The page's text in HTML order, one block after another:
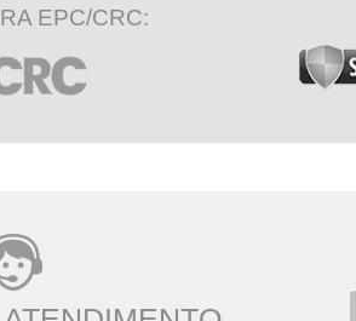
EPC/CRC: